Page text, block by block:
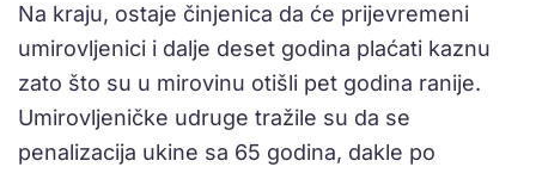
Na kraju, ostaje činjenica da će prijevremeni
umirovljenici i dalje deset godina plaćati kaznu
zato što su u mirovinu otišli pet godina ranije.
Umirovljeničke udruge tražile su da se
penalizacija ukine sa 65 godina, dakle po